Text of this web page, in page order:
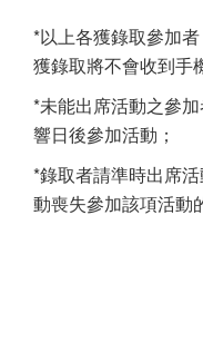
*以上各獲錄取參加
獲錄取將不會收到手
*未能出席活動之參
響日後參加活動；
*錄取者請準時出席
動喪失參加該項活動